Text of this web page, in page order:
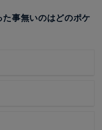
事無いのはどのポケ